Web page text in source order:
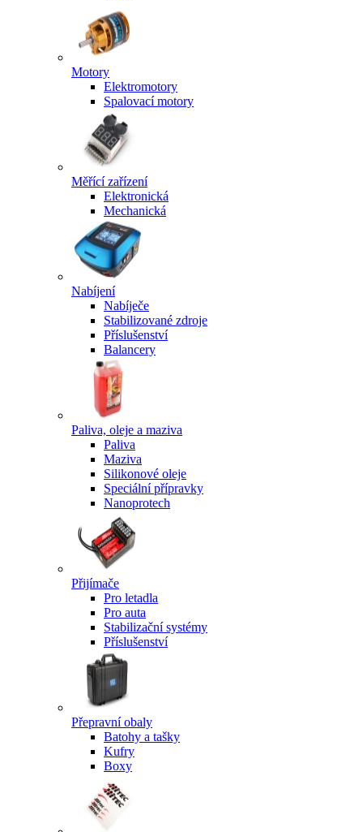
Motory
Elektromotory
Spalovací motory
Měřící zařízení
Elektronická
Mechanická
Nabíjení
Nabíječe
Stabilizované zdroje
Příslušenství
Balancery
Paliva, oleje a maziva
Paliva
Maziva
Silikonové oleje
Speciální přípravky
Nanoprotech
Přijímače
Pro letadla
Pro auta
Stabilizační systémy
Příslušenství
Přepravní obaly
Batohy a tašky
Kufry
Boxy